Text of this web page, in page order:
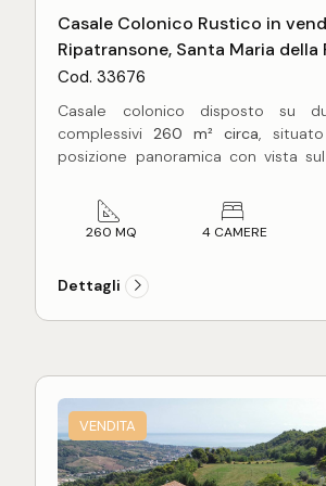
Casale Colonico Rustico in
Ripatransone, Santa Maria della
Cod. 33676
Casale colonico disposto su
complessivi260 m² circa,
posizione panoramica con vista
piano terra
(circa 130 m²) si
tempo adibiti a
stalle, rimessa
trasformati secondo le proprie
Unatipica scala esterna marchigiana
piano primo, anch'esso di
L'edificio,libero su quattro lati
portante in muratura e tetto con
originali; si trova in condizioni
da ristrutturare, sia
260 MQ 4 CAMERE
Dettagli
VENDITA